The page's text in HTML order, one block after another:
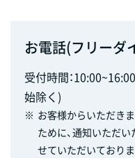
お電話(フリーダ
受付時間：
始除く)
※ お客様からいただき
ために、通知いただ
せていただいておりま